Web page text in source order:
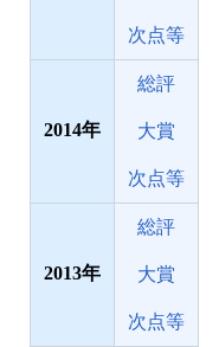
次点等
2014
総評
大賞
次点等
2013
総評
大賞
次点等